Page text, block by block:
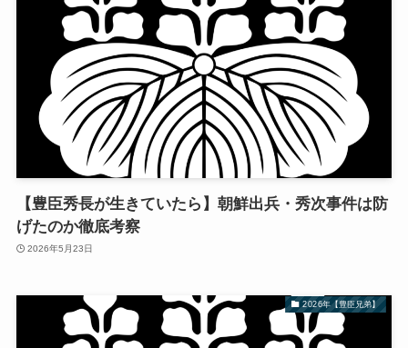
【豊臣秀長が生きていたら】朝鮮出兵・秀次事件は防
げたのか徹底考察
2026年5月23日
2026年【豊臣兄弟】